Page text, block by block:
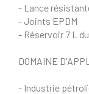
- Lance
- Joints EPDM
- Réservoir 7 L
DOMAINE
- Industrie